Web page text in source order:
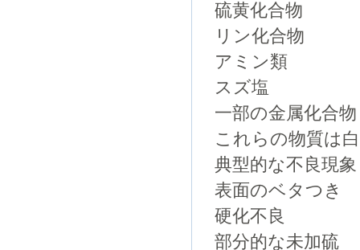
硫黄化合物
リン化合物
アミン類
スズ塩
一部の金属化合物
これらの物質は
典型的な不良現
表面のベタつき
硬化不良
部分的な未加硫